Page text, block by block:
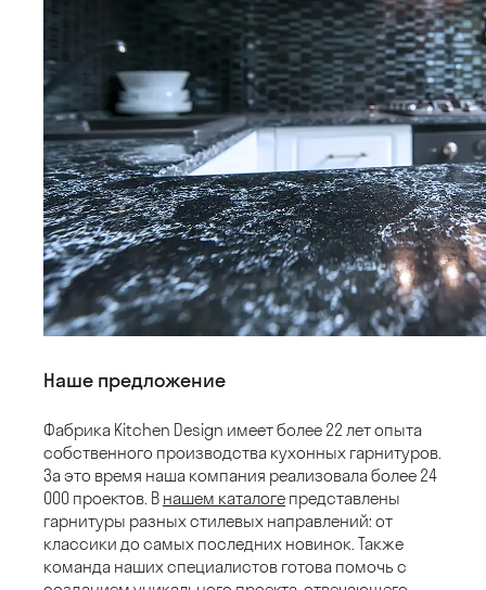
Наше предложение
Фабрика Kitchen Design имеет более 22 лет опыта
собственного производства кухонных гарнитуров.
За это время наша компания реализовала более 24
000 проектов. В нашем каталоге представлены
гарнитуры разных стилевых направлений: от
классики до самых последних новинок. Также
команда наших специалистов готова помочь с